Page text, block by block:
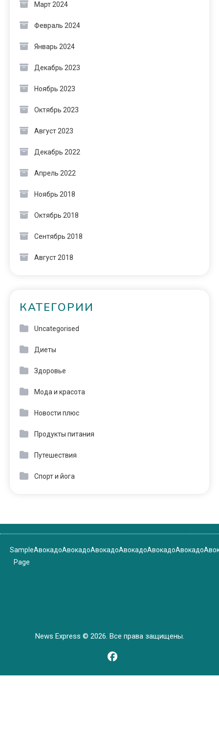
Март 2024
Февраль 2024
Январь 2024
Декабрь 2023
Ноябрь 2023
Октябрь 2023
Август 2023
Декабрь 2022
Апрель 2022
Ноябрь 2018
Октябрь 2018
Сентябрь 2018
Август 2018
КАТЕГОРИИ
Uncategorised
Диеты
Здоровье
Мода и красота
Новости плюс
Продукты питания
Путешествия
Спорт и йога
Sample
Page
АвокадоАвокадоАвокадоАвокадоАвокадоАвокадо
News Express © 2026. Все права защищены.